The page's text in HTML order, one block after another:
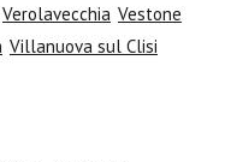
Verolavecchia Vestone
Villanuova sul Clisi